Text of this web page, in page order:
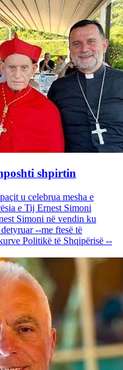
shpirtin
u celebrua mesha e
e Tij Ernest Simoni
Simoni në vendin ku
--me ftesë të
Politikë të Shqipërisë --